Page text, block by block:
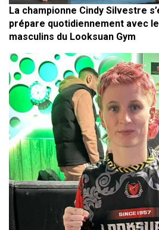
La championne Cindy Silvestre
prépare quotidiennement avec
masculins du Looksuan Gym